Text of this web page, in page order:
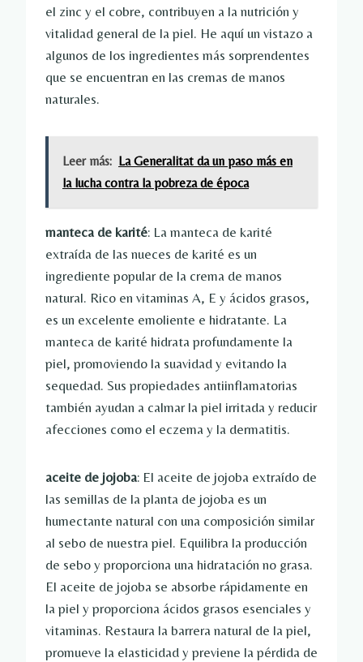
el zinc y el cobre, contribuyen a la nutrición y
vitalidad general de la piel. He aquí un vistazo a
algunos de los ingredientes más sorprendentes
que se encuentran en las cremas de manos
naturales.
Leer más: La Generalitat da un paso más en
la lucha contra la pobreza de época
manteca de karité: La manteca de karité
extraída de las nueces de karité es un
ingrediente popular de la crema de manos
natural. Rico en vitaminas A, E y ácidos grasos,
es un excelente emoliente e hidratante. La
manteca de karité hidrata profundamente la
piel, promoviendo la suavidad y evitando la
sequedad. Sus propiedades antiinflamatorias
también ayudan a calmar la piel irritada y reducir
afecciones como el eczema y la dermatitis.
aceite de jojoba: El aceite de jojoba extraído de
las semillas de la planta de jojoba es un
humectante natural con una composición similar
al sebo de nuestra piel. Equilibra la producción
de sebo y proporciona una hidratación no grasa.
El aceite de jojoba se absorbe rápidamente en
la piel y proporciona ácidos grasos esenciales y
vitaminas. Restaura la barrera natural de la piel,
promueve la elasticidad y previene la pérdida de